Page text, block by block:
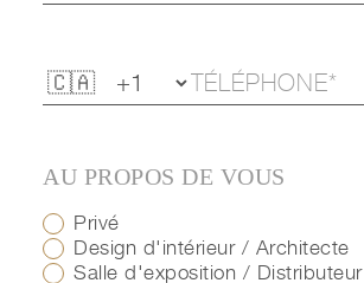
AU PROPOS DE VOUS
Privé
Design d'intérieur / Architecte
Salle d'exposition / Distributeur